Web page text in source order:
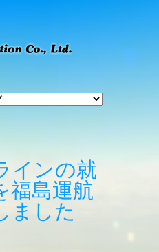
インの就
福島運航
ました